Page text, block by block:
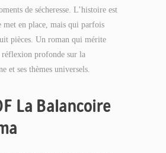
de sécheresse. L’histoire est
met en place, mais qui parfois
pièces. Un roman qui mérite
réflexion profonde sur la
et ses thèmes universels.
La Balancoire